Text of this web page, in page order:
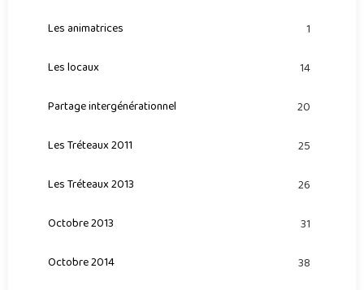
Les animatrices 1
Les locaux 14
Partage intergénérationnel 20
Les Tréteaux 2011 25
Les Tréteaux 2013 26
Octobre 2013 31
Octobre 2014 38